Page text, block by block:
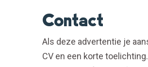
Contact
Als deze advertentie je
CV en een korte toelichting.